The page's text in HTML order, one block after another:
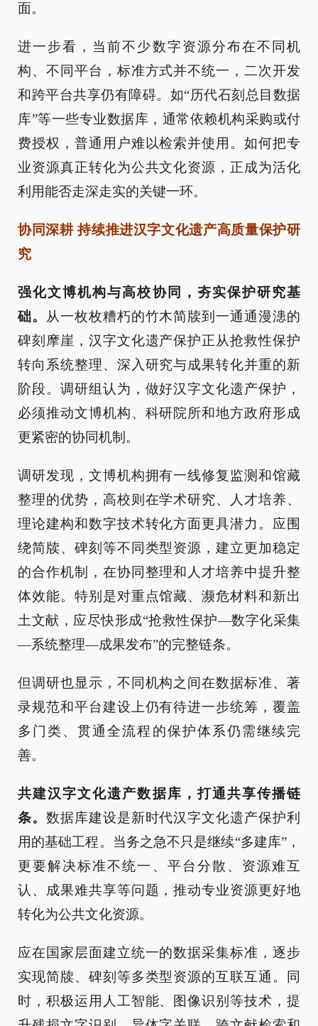
面。
进一步看，当前不少数字资源分布在不同机
构、不同平台，标准方式并不统一，二次开发
和跨平台共享仍有障碍。如“历代石刻总目数据
库”等一些专业数据库，通常依赖机构采购或付
费授权，普通用户难以检索并使用。如何把专
业资源真正转化为公共文化资源，正成为活化
利用能否走深走实的关键一环。
协同深耕 持续推进汉字文化遗产高质量保护研
究
强化文博机构与高校协同，夯实保护研究基
础。 从一枚枚糟朽的竹木简牍到一通通漫漶的
碑刻摩崖，汉字文化遗产保护正从抢救性保护
转向系统整理、深入研究与成果转化并重的新
阶段。调研组认为，做好汉字文化遗产保护，
必须推动文博机构、科研院所和地方政府形成
更紧密的协同机制。
调研发现，文博机构拥有一线修复监测和馆藏
整理的优势，高校则在学术研究、人才培养、
理论建构和数字技术转化方面更具潜力。应围
绕简牍、碑刻等不同类型资源，建立更加稳定
的合作机制，在协同整理和人才培养中提升整
体效能。特别是对重点馆藏、濒危材料和新出
土文献，应尽快形成“抢救性保护—数字化采集
—系统整理—成果发布”的完整链条。
但调研也显示，不同机构之间在数据标准、著
录规范和平台建设上仍有待进一步统筹，覆盖
多门类、贯通全流程的保护体系仍需继续完
善。
共建汉字文化遗产数据库，打通共享传播链
条。 数据库建设是新时代汉字文化遗产保护利
用的基础工程。当务之急不只是继续“多建库”，
更要解决标准不统一、平台分散、资源难互
认、成果难共享等问题，推动专业资源更好地
转化为公共文化资源。
应在国家层面建立统一的数据采集标准，逐步
实现简牍、碑刻等多类型资源的互联互通。同
时，积极运用人工智能、图像识别等技术，提